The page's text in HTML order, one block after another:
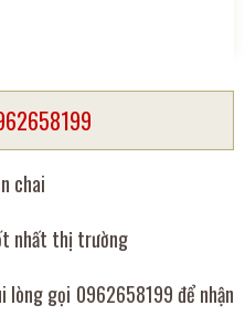
chai
nhất thị trường
lòng gọi 0962658199 để nhận